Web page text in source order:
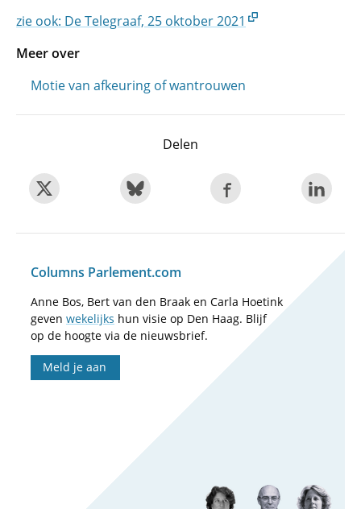
zie ook: De Telegraaf, 25 oktober 2021
Meer over
Motie van afkeuring of wantrouwen
Delen
Columns Parlement.com
Anne Bos, Bert van den Braak en Carla Hoetink
geven wekelijks hun visie op Den Haag. Blijf
op de hoogte via de nieuwsbrief.
Meld je aan